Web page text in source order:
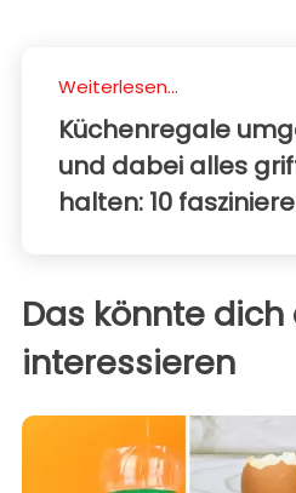
Weiterlesen...
Küchenregale
und dabei alles
halten: 10
Das könnte
interessieren